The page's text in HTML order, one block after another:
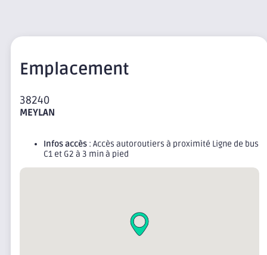
Emplacement
38240
MEYLAN
Infos accès : Accès autoroutiers à proximité Ligne de bus
C1 et G2 à 3 min à pied